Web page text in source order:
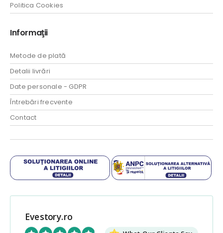
Politica Cookies
Informaţii
Metode de plată
Detalii livrări
Date personale - GDPR
Întrebări frecvente
Contact
Evestory.ro